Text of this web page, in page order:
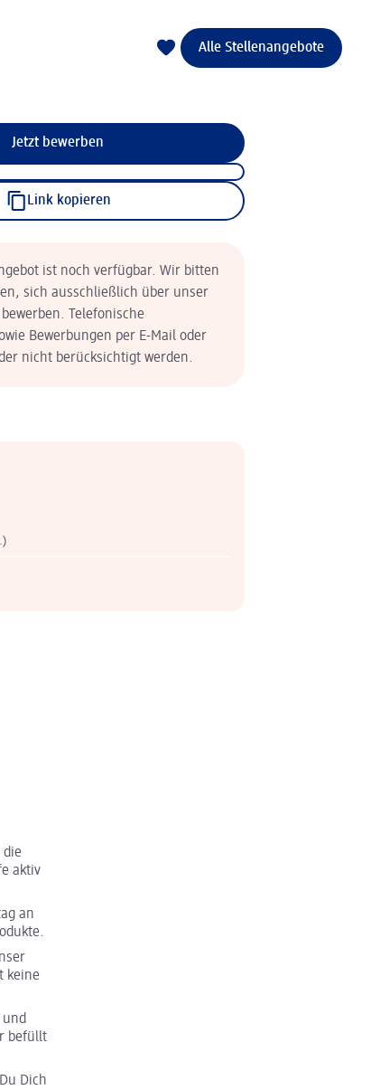
Alle Stellenangebote
Jetzt bewerben
Link kopieren
ist noch verfügbar. Wir bitten
sich ausschließlich über unser
Telefonische
Bewerbungen per E-Mail oder
nicht berücksichtigt werden.
die
aktiv
an
keine
und
befüllt
Dich